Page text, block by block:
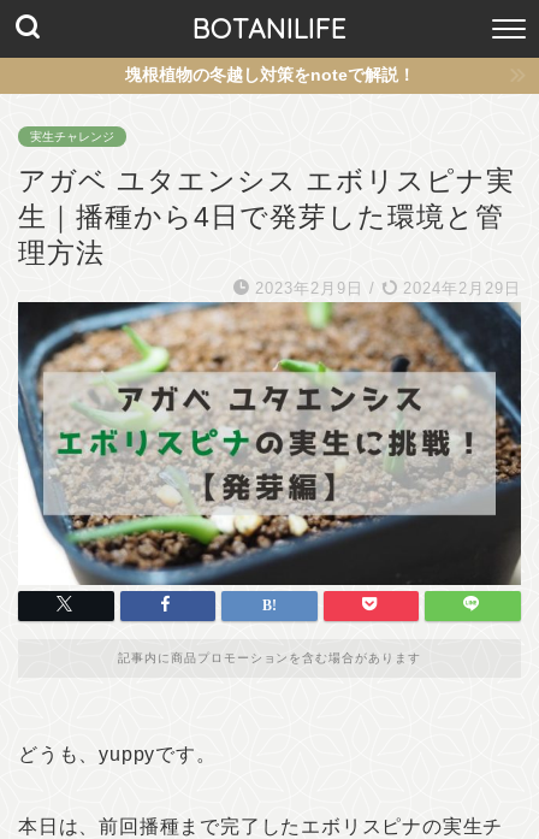
BOTANILIFE
塊根植物の冬越し対策をnoteで解説！
実生チャレンジ
アガベ ユタエンシス エボリスピナ実
生｜播種から4日で発芽した環境と管
理方法
2023年2月9日 / 2024年2月29日
記事内に商品プロモーションを含む場合があります
どうも、yuppyです。
本日は、前回播種まで完了したエボリスピナの実生チ